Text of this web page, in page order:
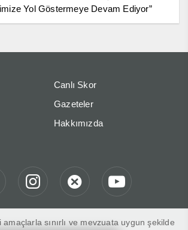
Yol Göstermeye Devam Ediyor”
Canlı Skor
Gazeteler
Hakkımızda
amaçlarla sınırlı ve mevzuata uygun şekilde